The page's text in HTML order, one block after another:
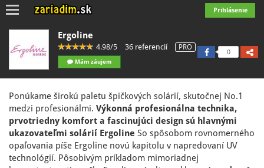
Prihlásenie
Toggle
Ergoline
4.98/5 36 referencií PRO
0
Mám záujem
Ponúkame širokú paletu špičkových solárií, skutočnej No.1
medzi profesionálmi. Výkonná profesionálna technika,
prvotriedny komfort a fascinujúci design sú hlavnými
ukazovateľmi solárií Ergoline So spôsobom rovnomerného
opaľovania píše Ergoline novú kapitolu v napredovaní UV
technológií. Pôsobivým príkladom mimoriadnej